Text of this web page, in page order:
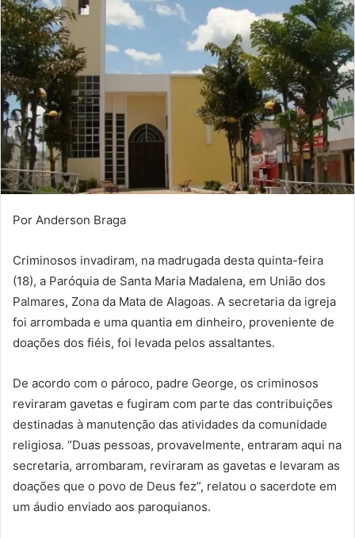
Por Anderson Braga
Criminosos invadiram, na madrugada desta quinta-feira
(18), a Paróquia de Santa Maria Madalena, em União dos
Palmares, Zona da Mata de Alagoas. A secretaria da igreja
foi arrombada e uma quantia em dinheiro, proveniente de
doações dos fiéis, foi levada pelos assaltantes.
De acordo com o pároco, padre George, os criminosos
reviraram gavetas e fugiram com parte das contribuições
destinadas à manutenção das atividades da comunidade
religiosa. “Duas pessoas, provavelmente, entraram aqui na
secretaria, arrombaram, reviraram as gavetas e levaram as
doações que o povo de Deus fez”, relatou o sacerdote em
um áudio enviado aos paroquianos.